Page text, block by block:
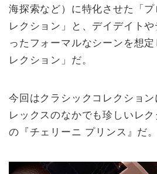
海探索など）に特化させた「
レクション」と、デイデイト
ったフォーマルなシーンを想
レクション」だ。
今回はクラシックコレクショ
レックスのなかでも珍しいレ
の『チェリーニ プリンス』だ。